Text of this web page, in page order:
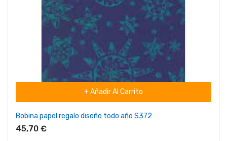
+ Añadir Al Carrito
Bobina papel regalo diseño todo año S372
45,70 €